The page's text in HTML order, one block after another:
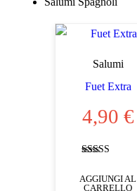
Salumi
Fuet Extra
4,90 €
su 5
AGGIUNGI AL
CARRELLO